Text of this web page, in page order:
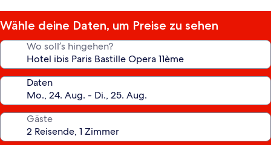
Wähle deine Daten, um Preise zu sehen
Wo soll’s hingehen?
Daten
Gäste